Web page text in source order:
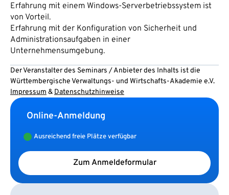
Erfahrung mit einem Windows-Serverbetriebssystem ist
von Vorteil.
Erfahrung mit der Konfiguration von Sicherheit und
Administrationsaufgaben in einer
Unternehmensumgebung.
Der Veranstalter des Seminars / Anbieter des Inhalts ist die
Württembergische Verwaltungs- und Wirtschafts-Akademie e.V.
Impressum & Datenschutzhinweise
Online-Anmeldung
Ausreichend freie Plätze verfügbar
Zum Anmeldeformular